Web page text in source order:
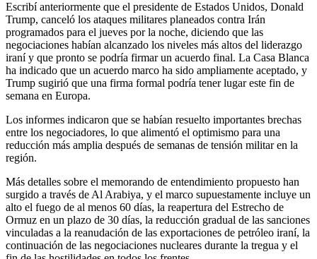
Escribí anteriormente que el presidente de Estados Unidos, Donald
Trump, canceló los ataques militares planeados contra Irán
programados para el jueves por la noche, diciendo que las
negociaciones habían alcanzado los niveles más altos del liderazgo
iraní y que pronto se podría firmar un acuerdo final. La Casa Blanca
ha indicado que un acuerdo marco ha sido ampliamente aceptado, y
Trump sugirió que una firma formal podría tener lugar este fin de
semana en Europa.
Los informes indicaron que se habían resuelto importantes brechas
entre los negociadores, lo que alimentó el optimismo para una
reducción más amplia después de semanas de tensión militar en la
región.
Más detalles sobre el memorando de entendimiento propuesto han
surgido a través de Al Arabiya, y el marco supuestamente incluye un
alto el fuego de al menos 60 días, la reapertura del Estrecho de
Ormuz en un plazo de 30 días, la reducción gradual de las sanciones
vinculadas a la reanudación de las exportaciones de petróleo iraní, la
continuación de las negociaciones nucleares durante la tregua y el